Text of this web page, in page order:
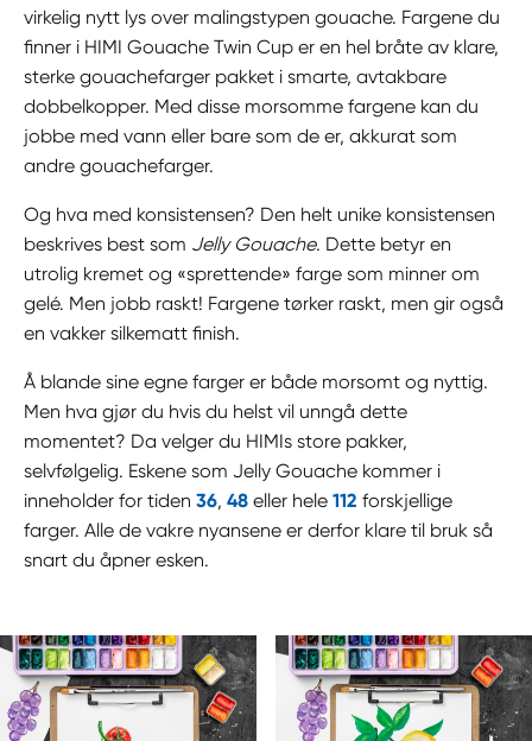
virkelig nytt lys over malingstypen gouache. Fargene du
finner i HIMI Gouache Twin Cup er en hel bråte av klare,
sterke gouachefarger pakket i smarte, avtakbare
dobbelkopper. Med disse morsomme fargene kan du
jobbe med vann eller bare som de er, akkurat som
andre gouachefarger.
Og hva med konsistensen? Den helt unike konsistensen
beskrives best som Jelly Gouache. Dette betyr en
utrolig kremet og «sprettende» farge som minner om
gelé. Men jobb raskt! Fargene tørker raskt, men gir også
en vakker silkematt finish.
Å blande sine egne farger er både morsomt og nyttig.
Men hva gjør du hvis du helst vil unngå dette
momentet? Da velger du HIMIs store pakker,
selvfølgelig. Eskene som Jelly Gouache kommer i
inneholder for tiden 36, 48 eller hele 112 forskjellige
farger. Alle de vakre nyansene er derfor klare til bruk så
snart du åpner esken.